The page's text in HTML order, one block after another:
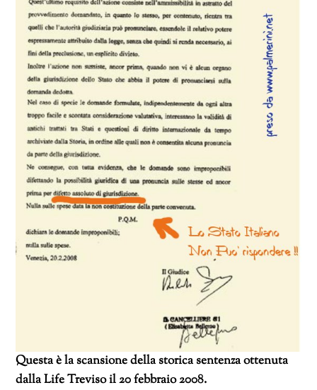
Questa è la scansione della storica sentenza ottenuta
dalla Life Treviso il 20 febbraio 2008.